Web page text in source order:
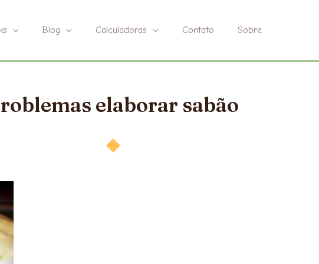
Blog Calculadoras Contato Sobre
elaborar sabão